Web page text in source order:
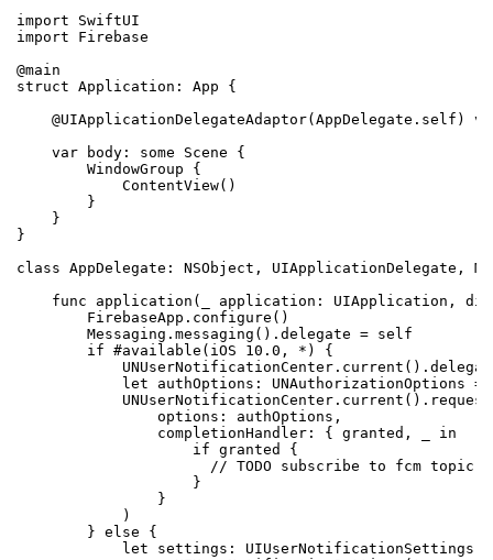
import SwiftUI
import Firebase
@main
struct Application: App {
@UIApplicationDelegateAdaptor(AppDelegate.self)
    var body: some Scene {
        WindowGroup {
            ContentView()
        }
    }
}
class AppDelegate: NSObject, UIApplicationDelegate,
func application(_ application:
        FirebaseApp.configure()
        Messaging.messaging().delegate = self
        if #available(iOS 10.0, *) {
let authOptions: UNAuthorizationOptions =
                options: authOptions,
                completionHandler: { granted, _ in
                    if granted {
// TODO subscribe to fcm topic,
                    }
                }
            )
        } else {
            let settings: UIUserNotificationSettings